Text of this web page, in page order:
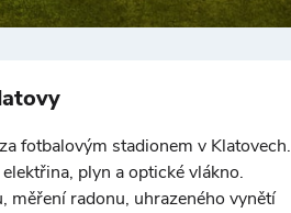
−
fotbalovým stadionem v Klatovech.
plyn a optické vlákno.
měření radonu, uhrazeného vynětí